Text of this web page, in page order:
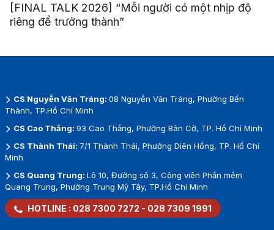
[FINAL TALK 2026] “Mỗi người có một nhịp độ
riêng để trưởng thành”
CS Nguyễn Văn Tráng: 08 Nguyễn Văn Tráng, Phường Bến
Thành, TP.Hồ Chí Minh
CS Cao Thắng: 93 Cao Thắng, Phường Bàn Cờ, TP. Hồ Chí Minh
CS Thành Thái: 7/1 Thành Thái, Phường Diên Hồng, TP. Hồ Chí
Minh
CS Quang Trung: Lô 10, Đường số 3, Công viên Phần mềm
Quang Trung, Phường Trung Mỹ Tây, TP.Hồ Chí Minh
HOTLINE : 028 7300 7272 - 028 7309 1991